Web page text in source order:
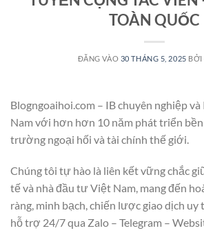
TOÀN QUỐC
ĐĂNG VÀO 30 THÁNG 5, 2025 BỞI
Blogngoaihoi.com – IB chuyên nghiệp
Nam với hơn hơn 10 năm phát triển
trường ngoại hối và tài chính thế giới.
Chúng tôi tự hào là liên kết vững chắc
tế và nhà đầu tư Việt Nam, mang đến
ràng, minh bạch, chiến lược giao dịch uy
hỗ trợ 24/7 qua Zalo – Telegram –